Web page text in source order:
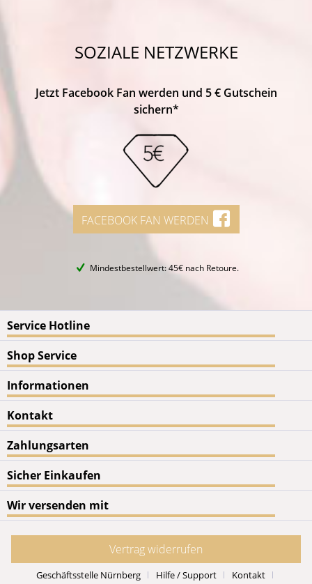
SOZIALE NETZWERKE
Jetzt Facebook Fan werden und 5 € Gutschein
sichern*
FACEBOOK FAN WERDEN
Mindestbestellwert: 45€ nach Retoure.
Service Hotline
Shop Service
Informationen
Kontakt
Zahlungsarten
Sicher Einkaufen
Wir versenden mit
Vertrag widerrufen
Geschäftsstelle Nürnberg Hilfe / Support Kontakt